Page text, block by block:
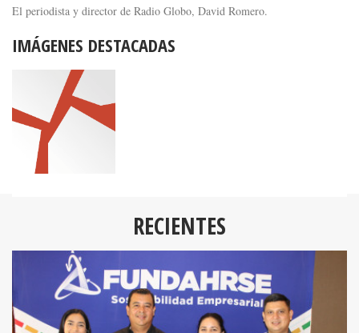
El periodista y director de Radio Globo, David Romero.
IMÁGENES DESTACADAS
RECIENTES